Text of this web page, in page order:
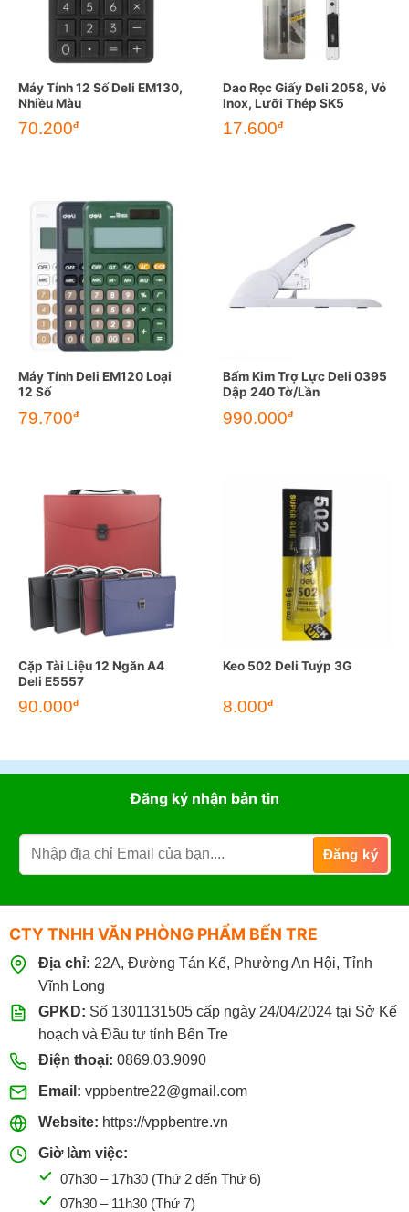
Máy Tính 12 Số Deli EM130,
Nhiều Màu
70.200đ
Dao Rọc Giấy Deli 2058, Vỏ
Inox, Lưỡi Thép SK5
17.600đ
Máy Tính Deli EM120 Loại
12 Số
79.700đ
Bấm Kim Trợ Lực Deli 0395
Dập 240 Tờ/Lần
990.000đ
Cặp Tài Liệu 12 Ngăn A4
Deli E5557
90.000đ
Keo 502 Deli Tuýp 3G
8.000đ
Đăng ký nhận bản tin
CTY TNHH VĂN PHÒNG PHẨM BẾN TRE
Địa chỉ: 22A, Đường Tán Kế, Phường An Hội, Tỉnh
Vĩnh Long
GPKD: Số 1301131505 cấp ngày 24/04/2024 tại Sở Kế
hoạch và Đầu tư tỉnh Bến Tre
Điện thoại: 0869.03.9090
Email: vppbentre22@gmail.com
Website: https://vppbentre.vn
Giờ làm việc:
07h30 – 17h30 (Thứ 2 đến Thứ 6)
07h30 – 11h30 (Thứ 7)